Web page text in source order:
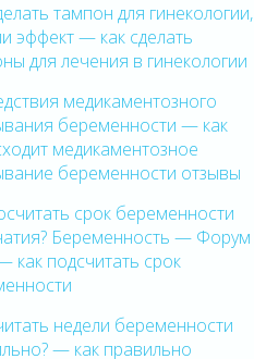
тампон для гинекологии,
эффект — как сделать
для лечения в гинекологии
медикаментозного
беременности — как
медикаментозное
беременности отзывы
срок беременности
Беременность — Форум
как подсчитать срок
недели беременности
— как правильно